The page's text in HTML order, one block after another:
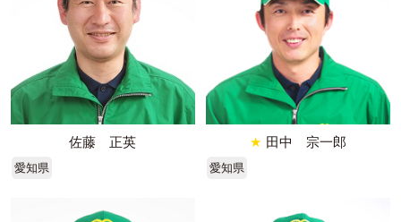
佐藤 正英
愛知県
★ 田中 宗一郎
愛知県